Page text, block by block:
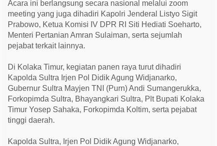
n
K
e
t
a
a
a
n
P
a
n
g
a
n
Acara ini berlangsung secara nasional melalui zoom
meeting yang juga dihadiri Kapolri Jenderal Listyo Sigit
Prabowo, Ketua Komisi IV DPR RI Siti Hediati Soeharto,
Menteri Pertanian Amran Sulaiman, serta sejumlah
pejabat terkait lainnya.
Di Kolaka Timur, kegiatan panen raya turut dihadiri
Kapolda Sultra Irjen Pol Didik Agung Widjanarko,
Gubernur Sultra Mayjen TNI (Purn) Andi Sumangerukka,
Forkopimda Sultra, Bhayangkari Sultra, Plt Bupati Kolaka
Timur Yosep Sahaka, Forkopimda Koltim, serta pejabat
tinggi daerah.
Kapolda Sultra, Irjen Pol Didik Agung Widjanarko,